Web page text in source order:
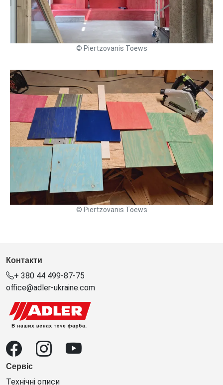
© Piertzovanis Toews
© Piertzovanis Toews
Контакти
+ 380 44 499-87-75
office@adler-ukraine.com
Сервіс
Технічні описи